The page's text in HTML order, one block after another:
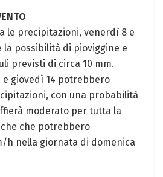
le precipitazioni, venerdì 8 e
la possibilità di pioviggine e
previsti di circa 10 mm.
e giovedì 14 potrebbero
con una probabilità
moderato per tutta la
che potrebbero
h nella giornata di domenica